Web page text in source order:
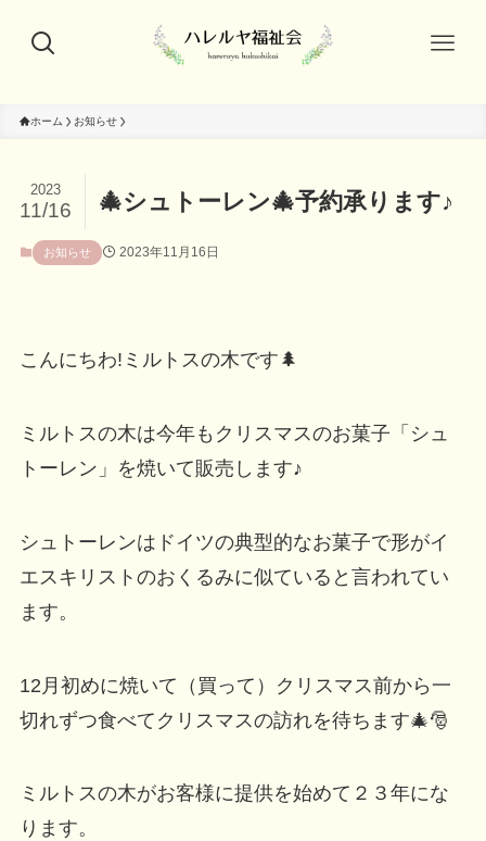
ホーム お知らせ
🎄シュトーレン🎄予約承ります♪
2023
11/16
お知らせ 2023年11月16日
こんにちわ!ミルトスの木です🌲
ミルトスの木は今年もクリスマスのお菓子「シュ
トーレン」を焼いて販売します♪
シュトーレンはドイツの典型的なお菓子で形がイ
エスキリストのおくるみに似ていると言われてい
ます。
12月初めに焼いて（買って）クリスマス前から一
切れずつ食べてクリスマスの訪れを待ちます🎄🎅
ミルトスの木がお客様に提供を始めて２３年にな
ります。